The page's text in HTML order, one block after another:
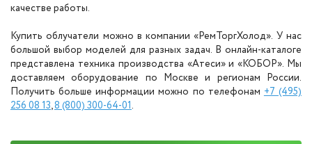
качестве работы.
Купить облучатели можно в компании «РемТоргХолод». У нас
большой выбор моделей для разных задач. В онлайн-каталоге
представлена техника производства «Атеси» и «КОБОР». Мы
доставляем оборудование по Москве и регионам России.
Получить больше информации можно по телефонам+7 (495)
256 08 13,8 (800) 300-64-01.